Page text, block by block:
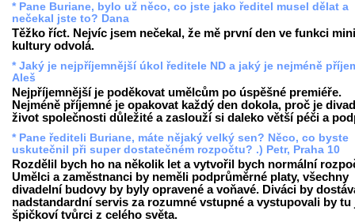
* Pane Buriane, bylo už něco, co jste jako ředitel musel dělat a
nečekal jste to? Dana
Těžko říct. Nejvíc jsem nečekal, že mě první den ve funkci
kultury odvolá.
* Jaký je nejpříjemnější úkol ředitele ND a jaký je nejméně
Aleš
Nejpříjemnější je poděkovat umělcům po úspěšné premiéře.
Nejméně příjemné je opakovat každý den dokola, proč je
život společnosti důležité a zaslouží si daleko větší péči a
* Pane řediteli Buriane, máte nějaký velký sen? Něco, co byste
uskutečnil při super dostatečném rozpočtu? .) Petr, Praha 10
Rozdělil bych ho na několik let a vytvořil bych normální
Umělci a zaměstnanci by neměli podprůměrné platy, všechny
divadelní budovy by byly opravené a voňavé. Diváci by
nadstandardní servis za rozumné vstupné a vystupovali by tu
špičkoví tvůrci z celého světa.